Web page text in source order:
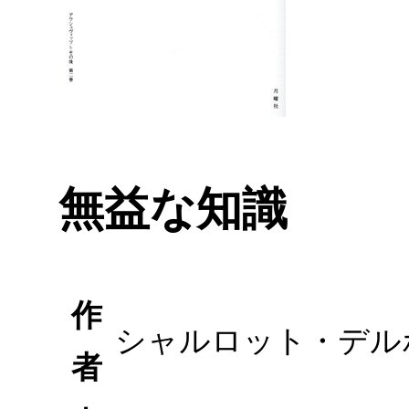
無益な知識
作
者
シャルロット・デ